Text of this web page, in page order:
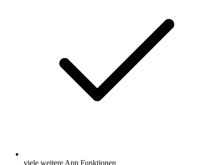
viele weitere App Funktionen